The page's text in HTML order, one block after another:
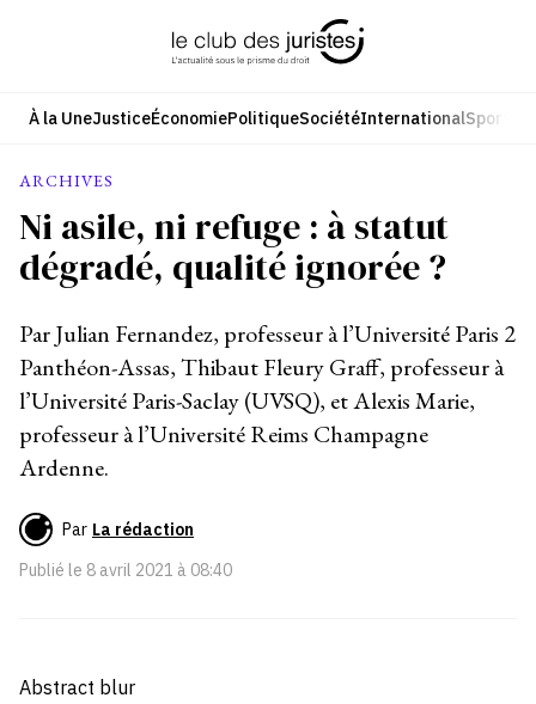
À la UneJusticeÉconomiePolitiqueSociétéInternationalSport
ARCHIVES
Ni asile, ni refuge : à statut
dégradé, qualité ignorée ?
Par Julian Fernandez, professeur à l’Université Paris 2
Panthéon-Assas, Thibaut Fleury Graff, professeur à
l’Université Paris-Saclay (UVSQ), et Alexis Marie,
professeur à l’Université Reims Champagne
Ardenne.
Par La rédaction
Publié le 8 avril 2021 à 08:40
Abstract blur